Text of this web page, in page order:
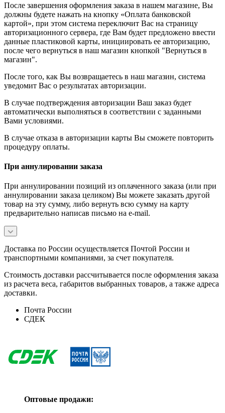
После завершения оформления заказа в нашем магазине, Вы
должны будете нажать на кнопку «Оплата банковской
картой», при этом система переключит Вас на страницу
авторизационного сервера, где Вам будет предложено ввести
данные пластиковой карты, инициировать ее авторизацию,
после чего вернуться в наш магазин кнопкой "Вернуться в
магазин".
После того, как Вы возвращаетесь в наш магазин, система
уведомит Вас о результатах авторизации.
В случае подтверждения авторизации Ваш заказ будет
автоматически выполняться в соответствии с заданными
Вами условиями.
В случае отказа в авторизации карты Вы сможете повторить
процедуру оплаты.
При аннулировании заказа
При аннулировании позиций из оплаченного заказа (или при
аннулировании заказа целиком) Вы можете заказать другой
товар на эту сумму, либо вернуть всю сумму на карту
предварительно написав письмо на e-mail.
Доставка по России осуществляется Почтой России и
транспортными компаниями, за счет покупателя.
Стоимость доставки рассчитывается после оформления заказа
из расчета веса, габаритов выбранных товаров, а также адреса
доставки.
Почта России
СДЕК
Оптовые продажи: